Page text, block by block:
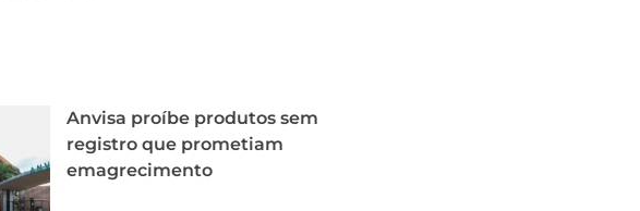
Anvisa proíbe produtos sem
registro que prometiam
emagrecimento